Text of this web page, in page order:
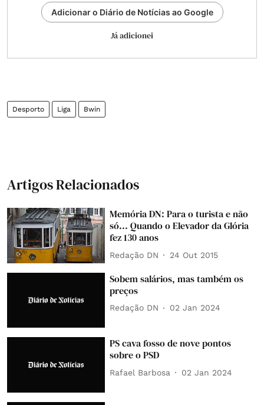
Adicionar o Diário de Notícias ao Google
Já adicionei
Desporto Liga Bwin
Artigos Relacionados
Memória DN: Para o turista e não
só... Quando o Elevador da Glória
fez 130 anos
Redação DN 24 Out 2015
Sobem salários, mas também os
preços
Redação DN 02 Jan 2024
PS cava fosso de nove pontos
sobre o PSD
Rafael Barbosa 02 Jan 2024